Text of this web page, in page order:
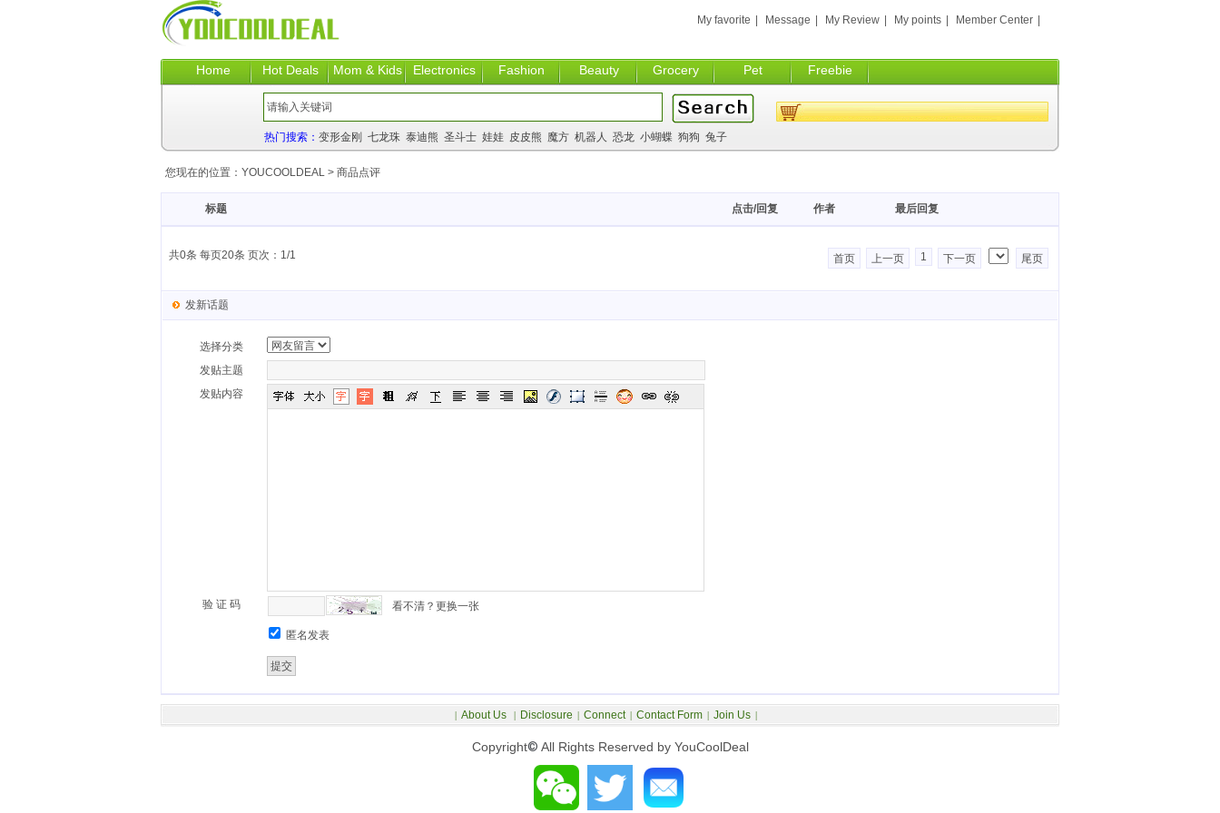
Home Hot Deals Mom & Kids Electronics Fashion Beauty Grocery Pet Freebie
My favorite Message My Review My points Member Center
热门搜索： 变形金刚 七龙珠 泰迪熊 圣斗士 娃娃 皮皮熊 魔方 机器人 恐龙 小蝴蝶 狗狗 兔子
您现在的位置： YOUCOOLDEAL > 商品点评
标题 最后回复
作者
点击/回复
共0条 每页20条 页次：1/1 首页 上一页 1 下一页 尾页
发新话题
选择分类
发贴主题
发贴内容
验 证 码 看不清？更换一张
匿名发表
Copyright© All Rights Reserved by YouCoolDeal
| About Us | Disclosure | Connect | Contact Form | Join Us |